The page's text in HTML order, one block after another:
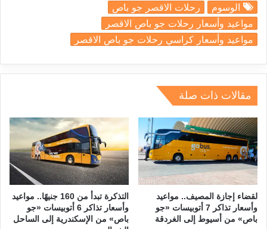
c
e
b
o
o
k
ai
l
at
s
A
p
p
e
a
d
s
e
gr
a
m
e
dI
n
الوسوم
رحلات الاقصر جو باص
مواعيد وأسعار رحلات جو باص الاقصر
مواعيد وأسعار كراسي رحلات جو باص الاقصر
مقالات ذات صلة
لقضاء إجازة المصيف.. مواعيد
وأسعار تذاكر 7 أتوبيسات «جو
باص» من أسيوط إلى الغردقة
التذكرة تبدأ من 160 جنيهًا.. مواعيد
وأسعار تذاكر 6 أتوبيسات «جو
باص» من الإسكندرية إلى الساحل